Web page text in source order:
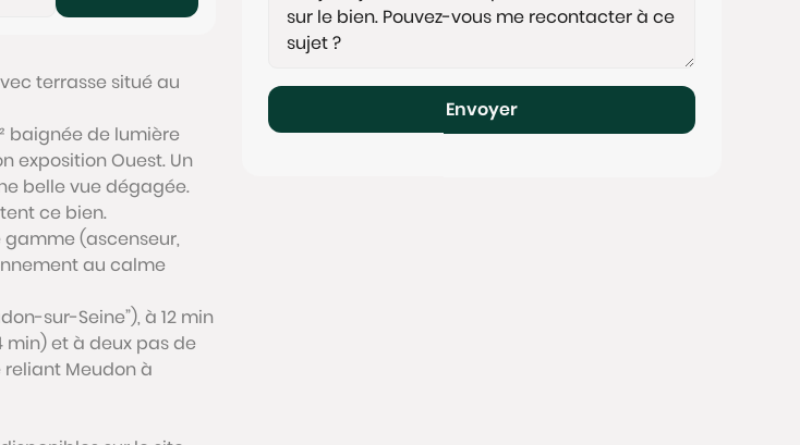
terrasse situé au
baignée de lumière
exposition Ouest. Un
belle vue dégagée.
ce bien.
(ascenseur,
au calme
sur-Seine”), à 12 min
min) et à deux pas de
reliant Meudon à
Envoyer